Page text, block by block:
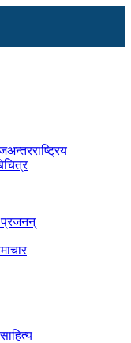
अन्तरराष्ट्रिय
प्रजनन्